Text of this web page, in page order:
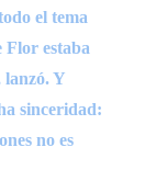
el tema
Flor estaba
lanzó. Y
sinceridad:
no es